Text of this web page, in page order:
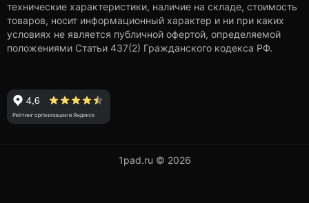
технические характеристики, наличие на складе, стоимость
товаров, носит информационный характер и ни при каких
условиях не является публичной офертой, определяемой
положениями Статьи 437(2) Гражданского кодекса РФ.
1pad.ru © 2026